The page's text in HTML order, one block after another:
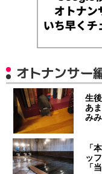
オトナンサー
生
あ
み
「
ッ
「